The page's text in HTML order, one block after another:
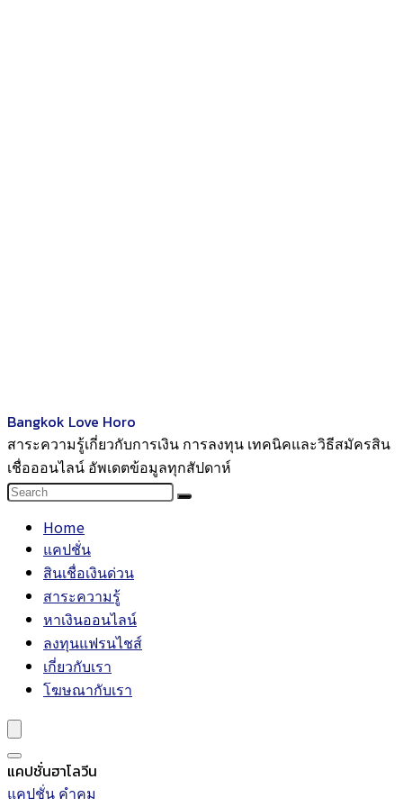
Bangkok Love Horo
สาระความรู้เกี่ยวกับการเงิน การลงทุน เทคนิคและวิธีสมัครสิน
เชื่อออนไลน์ อัพเดตข้อมูลทุกสัปดาห์
Home
แคปชั่น
สินเชื่อเงินด่วน
สาระความรู้
หาเงินออนไลน์
ลงทุนแฟรนไชส์
เกี่ยวกับเรา
โฆษณากับเรา
แคปชั่นฮาโลวีน
แคปชั่น คำคม